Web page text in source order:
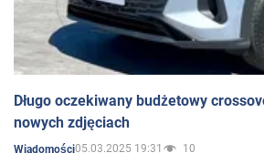
Długo oczekiwany budżetowy
nowych zdjęciach
Wiadomości05.03.2025 19:31 10